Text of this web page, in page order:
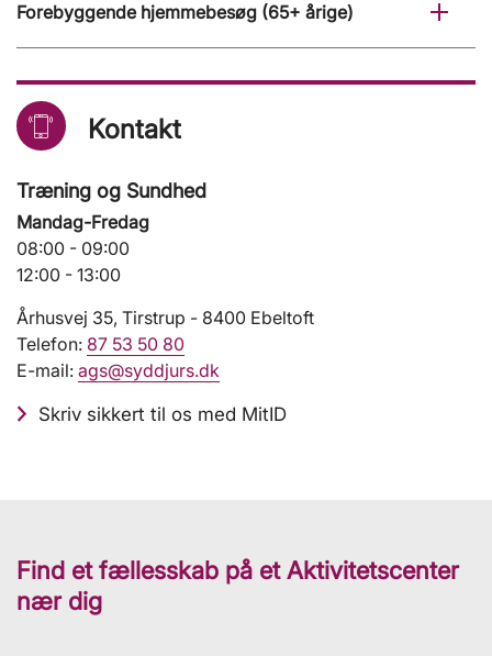
Forebyggende hjemmebesøg (65+ årige)
Kontakt
Træning og Sundhed
Mandag-Fredag
08:00 - 09:00
12:00 - 13:00
Århusvej 35, Tirstrup - 8400 Ebeltoft
Telefon: 87 53 50 80
E-mail: ags@syddjurs.dk
Skriv sikkert til os med MitID
Find et fællesskab på et Aktivitetscenter
nær dig